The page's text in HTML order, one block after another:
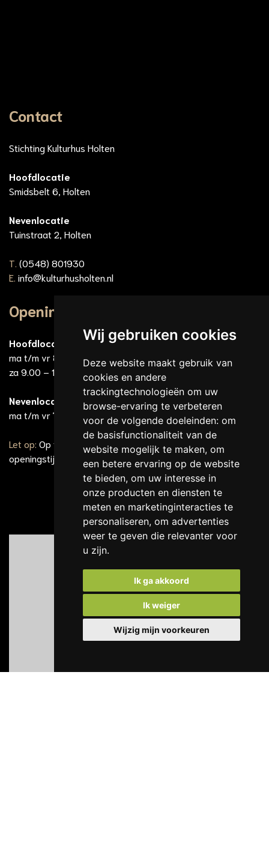
Wij gebruiken cookies
Deze website maakt gebruik van
cookies en andere
trackingtechnologieën om uw
browse-ervaring te verbeteren
voor de volgende doeleinden: om
de basisfunctionaliteit van de
website mogelijk te maken, om
een betere ervaring op de website
te bieden, om uw interesse in
onze producten en diensten te
meten en marketinginteracties te
personaliseren, om advertenties
weer te geven die relevanter voor
u zijn.
Ik ga akkoord
Ik weiger
Wijzig mijn voorkeuren
Contact
Stichting Kulturhus Holten
Hoofdlocatie
Smidsbelt 6, Holten
Nevenlocatie
Tuinstraat 2, Holten
T. (0548) 801930
E. info@kulturhusholten.nl
Openingstijden
Hoofdlocatie
ma t/m vr 8.30 – 23.00 uur
za 9.00 – 13.00 uur
Nevenlocatie Tuinstraat
ma t/m vr 7.00 – 18.00 uur
Let op: Op feest- en vakantiedagen gelden andere
openingstijden